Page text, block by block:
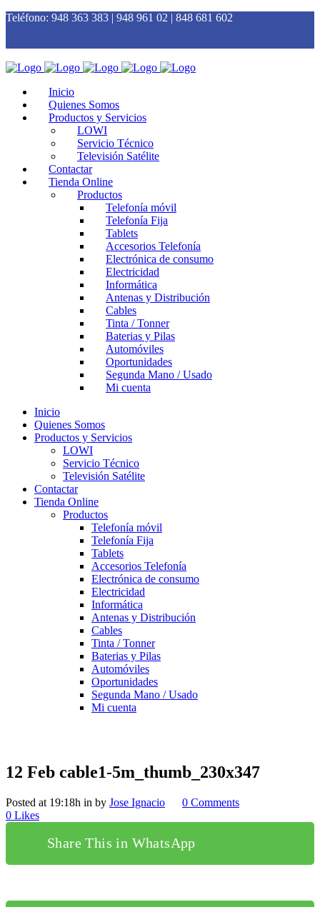
Teléfono: 948 363 383 | 948 961 02 | 848 681 602
Inicio
Quienes Somos
Productos y Servicios
LOWI
Servicio Técnico
Televisión Satélite
Contactar
Tienda Online
Productos
Telefonía móvil
Telefonía Fija
Tablets
Accesorios Telefonía
Electrónica de consumo
Electricidad
Informática
Antenas y Distribución
Cables
Tinta / Tonner
Baterias y Pilas
Automóviles
Oportunidades
Segunda Mano / Usado
Mi cuenta
Inicio
Quienes Somos
Productos y Servicios
LOWI
Servicio Técnico
Televisión Satélite
Contactar
Tienda Online
Productos
Telefonía móvil
Telefonía Fija
Tablets
Accesorios Telefonía
Electrónica de consumo
Electricidad
Informática
Antenas y Distribución
Cables
Tinta / Tonner
Baterias y Pilas
Automóviles
Oportunidades
Segunda Mano / Usado
Mi cuenta
12 Feb cable1-5m_thumb_230x347
Posted at 19:18h in by Jose Ignacio
0 Comments
0 Likes
Share This in WhatsApp